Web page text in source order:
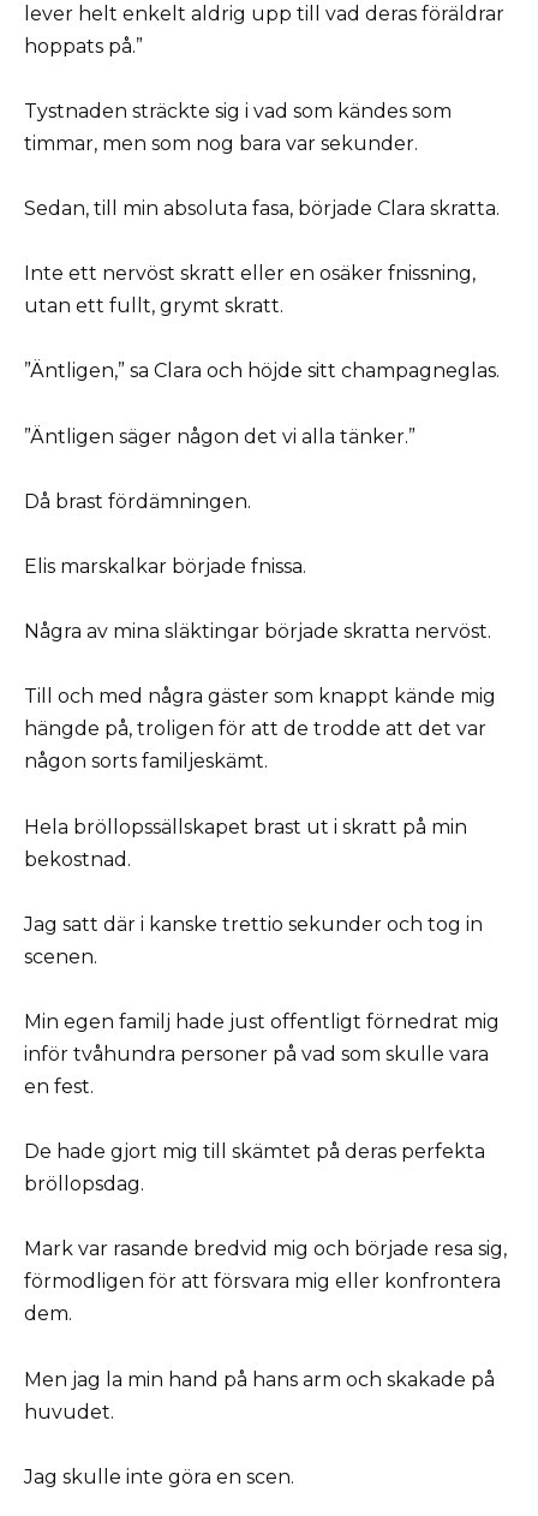
lever helt enkelt aldrig upp till vad deras föräldrar
hoppats på.”
Tystnaden sträckte sig i vad som kändes som
timmar, men som nog bara var sekunder.
Sedan, till min absoluta fasa, började Clara skratta.
Inte ett nervöst skratt eller en osäker fnissning,
utan ett fullt, grymt skratt.
”Äntligen,” sa Clara och höjde sitt champagneglas.
”Äntligen säger någon det vi alla tänker.”
Då brast fördämningen.
Elis marskalkar började fnissa.
Några av mina släktingar började skratta nervöst.
Till och med några gäster som knappt kände mig
hängde på, troligen för att de trodde att det var
någon sorts familjeskämt.
Hela bröllopssällskapet brast ut i skratt på min
bekostnad.
Jag satt där i kanske trettio sekunder och tog in
scenen.
Min egen familj hade just offentligt förnedrat mig
inför tvåhundra personer på vad som skulle vara
en fest.
De hade gjort mig till skämtet på deras perfekta
bröllopsdag.
Mark var rasande bredvid mig och började resa sig,
förmodligen för att försvara mig eller konfrontera
dem.
Men jag la min hand på hans arm och skakade på
huvudet.
Jag skulle inte göra en scen.